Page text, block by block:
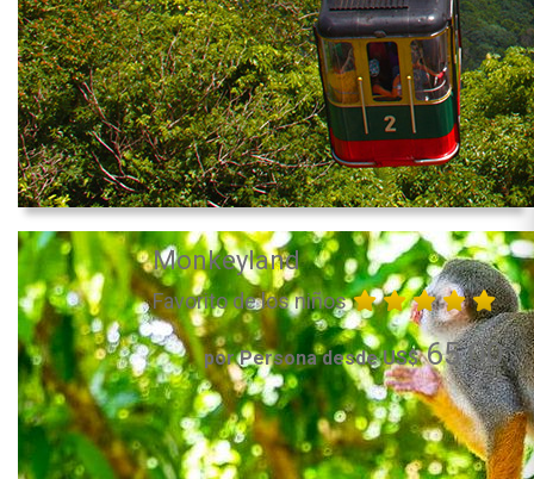
Monkeyland
Favorito de los niños
por Persona desde US$65.00